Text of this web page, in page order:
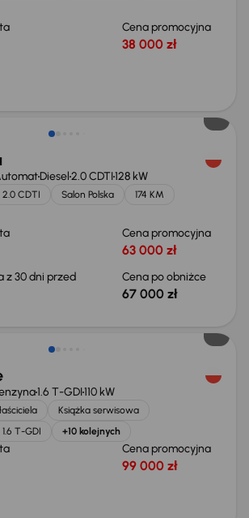
Cena promocyjna
38 000 zł
Diesel2.0 CDTI128 kW
2.0 CDTI Salon Polska
174 KM
Cena promocyjna
63 000 zł
z 30 dni przed
Cena po obniżce
67 000 zł
1.6 T-GDI110 kW
Książka serwisowa
1.6 T-GDI +10 kolejnych
Cena promocyjna
99 000 zł